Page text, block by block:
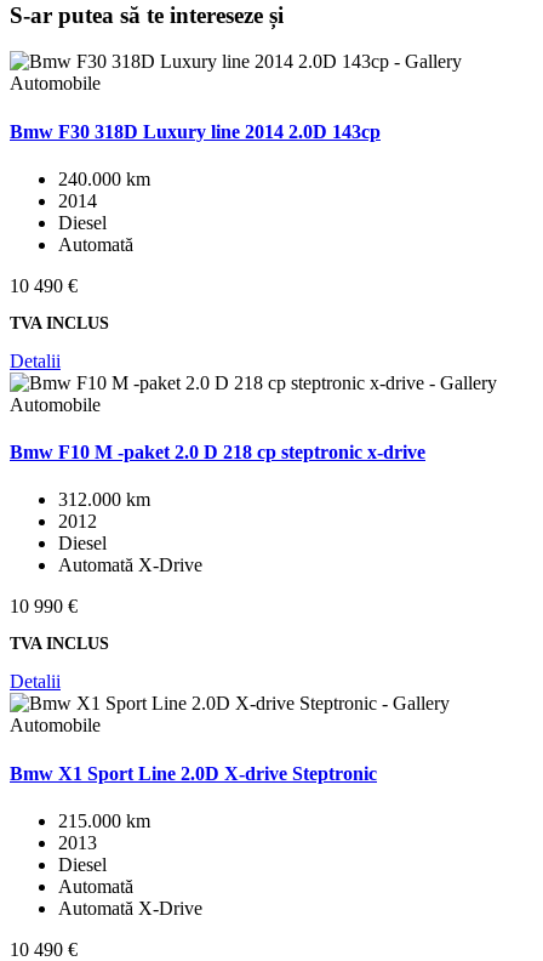
S-ar putea să te intereseze și
Bmw F30 318D Luxury line 2014 2.0D 143cp
240.000 km
2014
Diesel
Automată
10 490 €
TVA INCLUS
Detalii
Bmw F10 M -paket 2.0 D 218 cp steptronic x-drive
312.000 km
2012
Diesel
Automată X-Drive
10 990 €
TVA INCLUS
Detalii
Bmw X1 Sport Line 2.0D X-drive Steptronic
215.000 km
2013
Diesel
Automată
Automată X-Drive
10 490 €